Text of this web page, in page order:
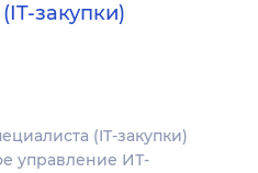
закупки)
(IT-закупки)
управление ИТ-